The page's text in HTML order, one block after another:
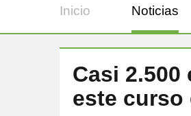
Inicio Noticias
Casi
este curso